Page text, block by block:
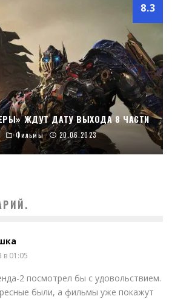
8.3
ЖДУТ ДАТУ ВЫХОДА 8 ЧАСТИ
Фильмы 20.06.2023
в 01:05
2 посмотрел бы с удовольствием.
были, а фильмы уже покажут